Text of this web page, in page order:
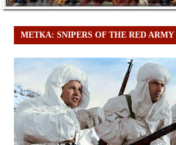
МЕТКА: SNIPERS OF THE RED ARMY